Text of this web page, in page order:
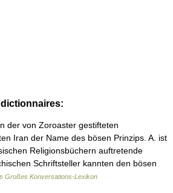
der von Zoroaster gestifteten
Iran der Name des bösen Prinzips. A. ist
Religionsbüchern auftretende
Schriftsteller kannten den bösen
Großes Konversations-Lexikon